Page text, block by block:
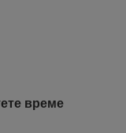
време